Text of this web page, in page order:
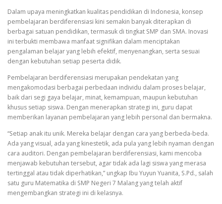
Dalam upaya meningkatkan kualitas pendidikan di Indonesia, konsep
pembelajaran berdiferensiasi kini semakin banyak diterapkan di
berbagai satuan pendidikan, termasuk di tingkat SMP dan SMA. Inovasi
ini terbukti membawa manfaat signifikan dalam menciptakan
pengalaman belajar yang lebih efektif, menyenangkan, serta sesuai
dengan kebutuhan setiap peserta didik.
Pembelajaran berdiferensiasi merupakan pendekatan yang
mengakomodasi berbagai perbedaan individu dalam proses belajar,
baik dari segi gaya belajar, minat, kemampuan, maupun kebutuhan
khusus setiap siswa. Dengan menerapkan strategi ini, guru dapat
memberikan layanan pembelajaran yang lebih personal dan bermakna.
“Setiap anak itu unik. Mereka belajar dengan cara yang berbeda-beda.
Ada yang visual, ada yang kinestetik, ada pula yang lebih nyaman dengan
cara auditori. Dengan pembelajaran berdiferensiasi, kami mencoba
menjawab kebutuhan tersebut, agar tidak ada lagi siswa yang merasa
tertinggal atau tidak diperhatikan,” ungkap Ibu Yuyun Yuanita, S.Pd., salah
satu guru Matematika di SMP Negeri 7 Malang yang telah aktif
mengembangkan strategi ini di kelasnya.